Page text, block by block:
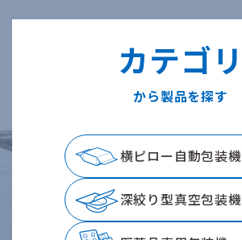
カテゴリ
から製品を探す
横ピロー自動包装機
深絞り型真空包装機